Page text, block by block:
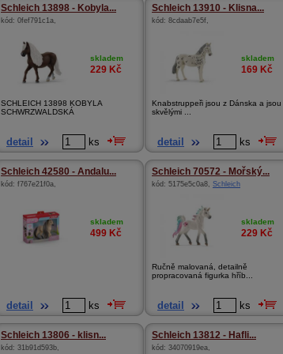
Schleich 13898 - Kobyla...
kód: 0fef791c1a,
skladem
229 Kč
SCHLEICH 13898 KOBYLA
SCHWRZWALDSKÁ
detail ks
Schleich 13910 - Klisna...
kód: 8cdaab7e5f,
skladem
169 Kč
Knabstruppeři jsou z Dánska a jsou
skvělými ...
detail ks
Schleich 42580 - Andalu...
kód: f767e21f0a,
skladem
499 Kč
detail ks
Schleich 70572 - Mořský...
kód: 5175e5c0a8, Schleich
skladem
229 Kč
Ručně malovaná, detailně
propracovaná figurka hříb...
detail ks
Schleich 13806 - klisn...
kód: 31b91d593b,
Schleich 13812 - Hafli...
kód: 34070919ea,